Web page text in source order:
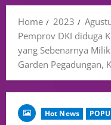
Home 2023
Pemprov DKI diduga
yang Sebenarnya
Garden Pegadungan,
Hot News